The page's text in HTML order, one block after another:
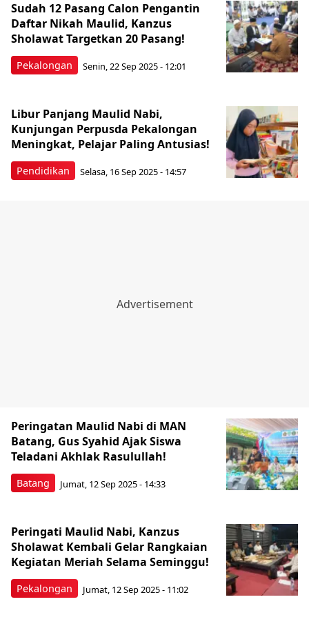
Pekalongan
Sudah 12 Pasang Calon Pengantin
Daftar Nikah Maulid, Kanzus
Sholawat Targetkan 20 Pasang!
Senin, 22 Sep 2025 - 12:01
Pendidikan
Libur Panjang Maulid Nabi,
Kunjungan Perpusda Pekalongan
Meningkat, Pelajar Paling Antusias!
Selasa, 16 Sep 2025 - 14:57
Batang
Peringatan Maulid Nabi di MAN
Batang, Gus Syahid Ajak Siswa
Teladani Akhlak Rasulullah!
Jumat, 12 Sep 2025 - 14:33
Pekalongan
Peringati Maulid Nabi, Kanzus
Sholawat Kembali Gelar Rangkaian
Kegiatan Meriah Selama Seminggu!
Jumat, 12 Sep 2025 - 11:02